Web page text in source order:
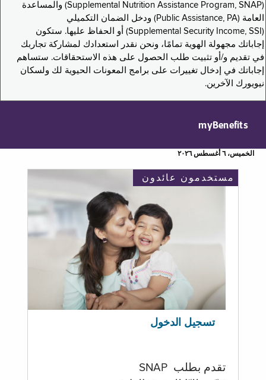
(Supplemental Nutrition Assistance Program, SNAP) والمساعدة
العامة (Public Assistance, PA) ودخل الضمان التكميلي
(Supplemental Security Income, SSI) أو الحفاظ عليها. ستكون
إجاباتك مجهولة الهوية تمامًا، ونحن نقدر استعدادك لمشاركة تجاربك
في تقديم و/أو تثبيت طلب الحصول على هذه الاستحقاقات. ستساهم
إجاباتك في إدخال تغييرات على برامج المعونات الحيوية لك ولسكان
نيويورك الآخرين.
myBenefits
الخميس، ٦ أغسطس ٢٠٢٦
مستخدمون عائدون
تسجيل الدخول
تقدم بطلب SNAP